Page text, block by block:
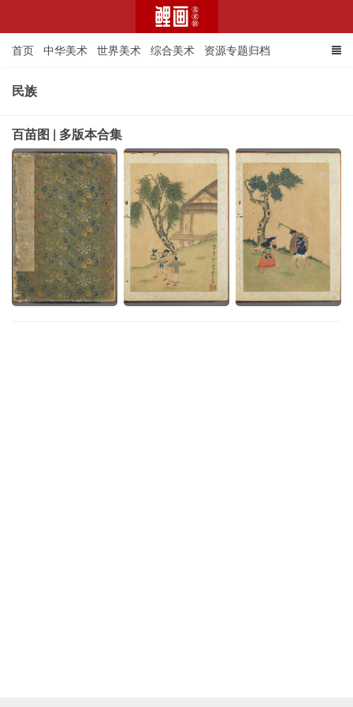
首页 中华美术 世界美术 综合美术 资源专题归档
民族
百苗图 | 多版本合集